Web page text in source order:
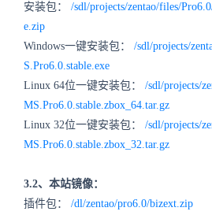
安装包： /sdl/projects/zentao/files/
e.zip
Windows一键安装包： /sdl/projects/
S.Pro6.0.stable.exe
Linux 64位一键安装包： /sdl/projects/
MS.Pro6.0.stable.zbox_64.tar.gz
Linux 32位一键安装包： /sdl/projects/
MS.Pro6.0.stable.zbox_32.tar.gz
3.2、本站镜像：
插件包： /dl/zentao/pro6.0/bizext.zip